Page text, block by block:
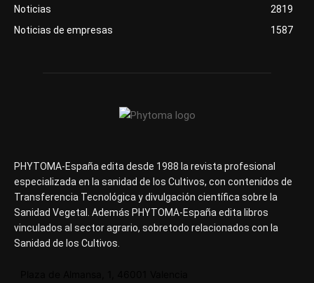
Noticias
2819
Noticias de empresas
1587
PHYTOMA-España edita desde 1988 la revista profesional
especializada en la sanidad de los Cultivos, con contenidos de
Transferencia Tecnológica y divulgación científica sobre la
Sanidad Vegetal. Además PHYTOMA-España edita libros
vinculados al sector agrario, sobretodo relacionados con la
Sanidad de los Cultivos.